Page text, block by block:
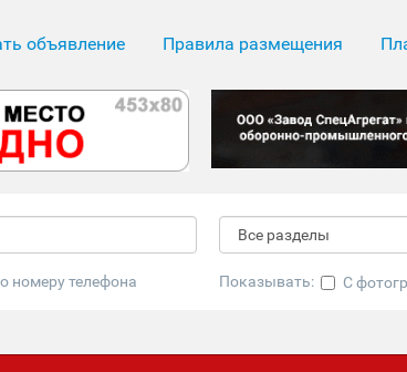
объявление Правила размещения
номеру телефона Показывать: С